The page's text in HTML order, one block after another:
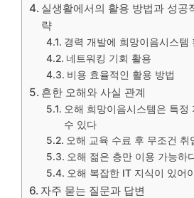
실생활에서의 활용 방법과 성공
략
경력 개발에 희망이음시스템
네트워킹 기회 활용
비용 효율적인 활용 방법
흔한 오해와 사실 관계
오해 희망이음시스템은 특정
수 있다
오해 교육 수료 후 무조건 취
오해 젊은 층만 이용 가능하
오해 복잡한 IT 지식이 있어
자주 묻는 질문과 답변